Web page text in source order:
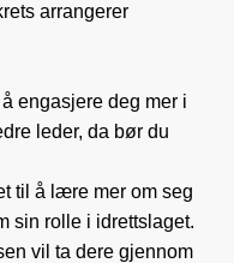
arrangerer
engasjere deg mer i
leder, da bør du
til å lære mer om seg
sin rolle i idrettslaget.
vil ta dere gjennom